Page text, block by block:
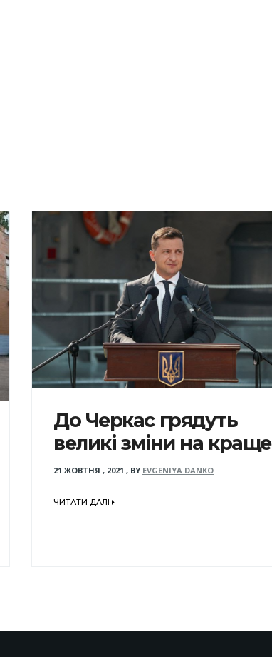
До Черкас грядуть
великі зміни на краще
21 ЖОВТНЯ , 2021 , BY EVGENIYA DANKO
ЧИТАТИ ДАЛІ